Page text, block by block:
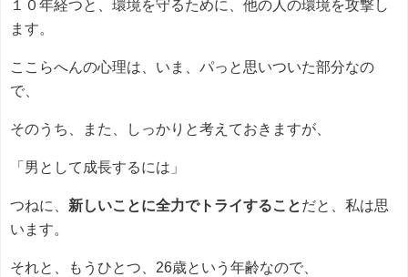
１０年経つと、環境を守るために、他の人の環境を攻撃し
ます。
ここらへんの心理は、いま、パっと思いついた部分なの
で、
そのうち、また、しっかりと考えておきますが、
「男として成長するには」
つねに、 新しいことに全力でトライすることだと、私は思
います。
それと、もうひとつ、26歳という年齢なので、